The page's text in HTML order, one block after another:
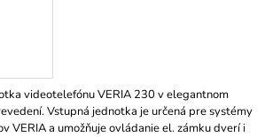
videotelefónu VERIA 230 v elegantnom
Vstupná jednotka je určená pre systémy
VERIA a umožňuje ovládanie el. zámku dverí i